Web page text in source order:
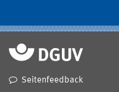
Seitenfeedback